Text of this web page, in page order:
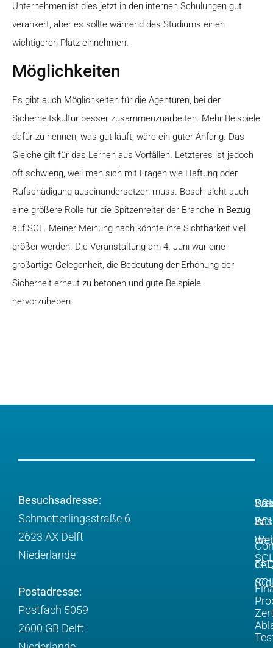
Unternehmen ist dies jetzt in den internen Schulungen gut
verankert, aber es sollte während des Studiums einen
wichtigeren Platz einnehmen.
Möglichkeiten
Es gibt auch Möglichkeiten für die Agenturen, bei der
Sicherheitskultur besser zusammenzuarbeiten. Mehr Beispiele
dafür zu nennen, was gut läuft, wäre ein guter Anfang. Das
Gleiche gilt für das Lernen aus Vorfällen. Letzteres ist jedoch
oft schwierig, weil man sich mit Fragen wie Haftung oder
Rufschädigung auseinandersetzen muss. Bosch sieht auch
eine größere Rolle für die Spitzenreiter der Branche in Bezug
auf SCL. Meiner Meinung nach könnte ihre Sichtbarkeit viel
größer werden. Die Veranstaltung am 4. Juni war eine
großartige Gelegenheit, die Bedeutung der Erhöhung der
Sicherheit erneut zu betonen und gute Beispiele
hervorzuheben.
Besuchsadresse:
Schmetterlingsstraße 6
2623 AX Delft
Niederlande
Postadresse:
Postfach 5059
2600 GB Delft
ist
die
Das
of